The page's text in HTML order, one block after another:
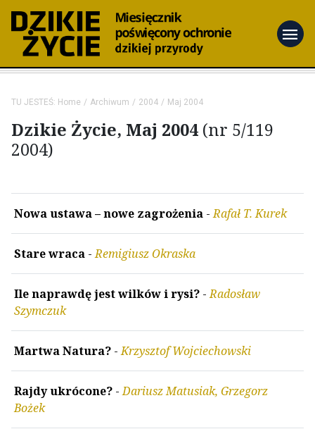
menu
TU JESTEŚ: Home Archiwum 2004 Maj 2004
Dzikie Życie, Maj 2004 (nr 5/119
2004)
Nowa ustawa – nowe zagrożenia -Rafał T. Kurek
Stare wraca -Remigiusz Okraska
Ile naprawdę jest wilków i rysi? -Radosław
Szymczuk
Martwa Natura? -Krzysztof Wojciechowski
Rajdy ukrócone? -Dariusz Matusiak, Grzegorz
Bożek